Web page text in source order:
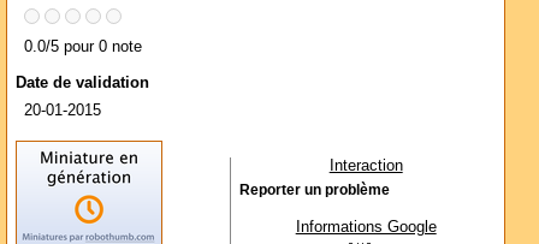
0.0/5 pour 0 note
Date de validation
20-01-2015
Interaction
Reporter un problème
Informations Google